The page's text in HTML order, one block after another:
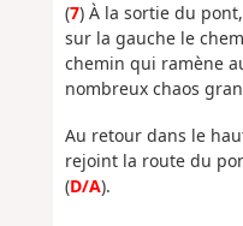
(7) À la sortie du
sur la gauche le
chemin qui ramène
nombreux chaos
Au retour dans le
rejoint la route du
(D/A).